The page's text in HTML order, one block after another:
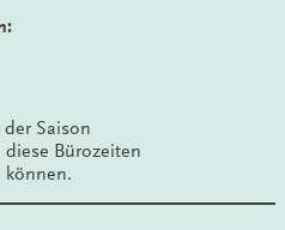
Saison
diese Bürozeiten
können.